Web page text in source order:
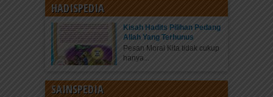
HADISPEDIA
Kisah Hadits Pilihan Pedang
Allah Yang Terhunus
Pesan Moral Kita tidak cukup
hanya...
SAINSPEDIA